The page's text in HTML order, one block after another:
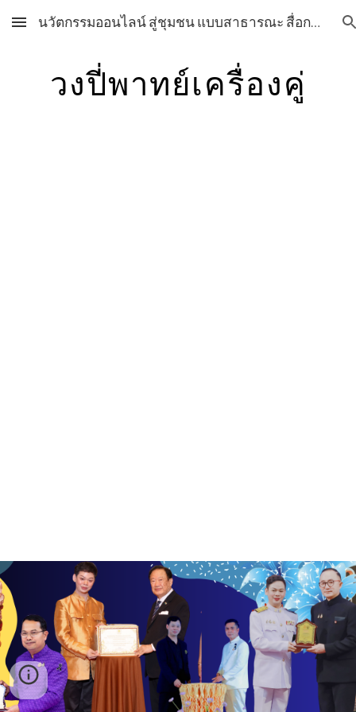
Skip to main content Skip to navigation
นวัตกรรมออนไลน์ สู่ชุมชน แบบสาธารณะ สื่อการเรียนการสอน วิชาศิลปะ กลุ่มสาระการเรียนรู้ศิลปะ โรงเรียนสุราษฎร์พิทยา สื่อการเรียนการสอน วิชาศิลปะ กลุ่มสาระการเรียนรู้ศิลปะ โรงเรียนสุราษฎร์พิทยา
วงปี่พาทย์เครื่องคู่